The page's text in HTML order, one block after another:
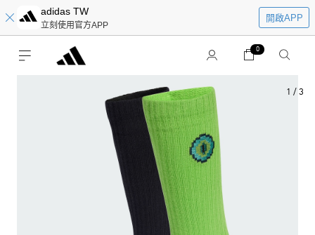
adidas TW
立刻使用官方APP
開啟APP
0
1 / 3